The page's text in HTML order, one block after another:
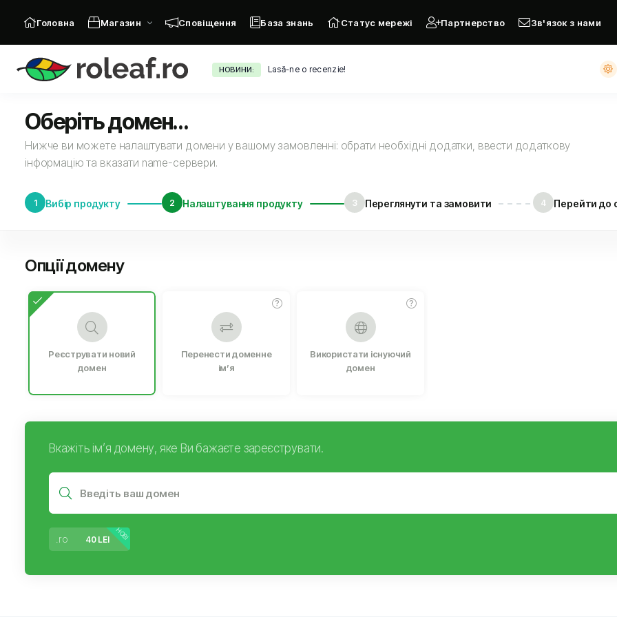
НОВИНИ: Lasă-ne o recenzie!
Головна Магазин Сповіщення База знань Статус мережі Партнерство Зв'язок з нами
Оберіть домен...
Нижче ви можете налаштувати домени у вашому замовленні: обрати необхідні додатки, ввести додаткову
інформацію та вказати name-сервери.
1 Вибір продукту 2 Налаштування продукту 3 Переглянути та замовити 4 Перейти до
Опції домену
Реєструвати новий
домен
Перенести доменне
ім’я
Використати існуючий
домен
Вкажіть ім’я домену, яке Ви бажаєте зареєструвати.
НОВІ
.ro 40 LEI